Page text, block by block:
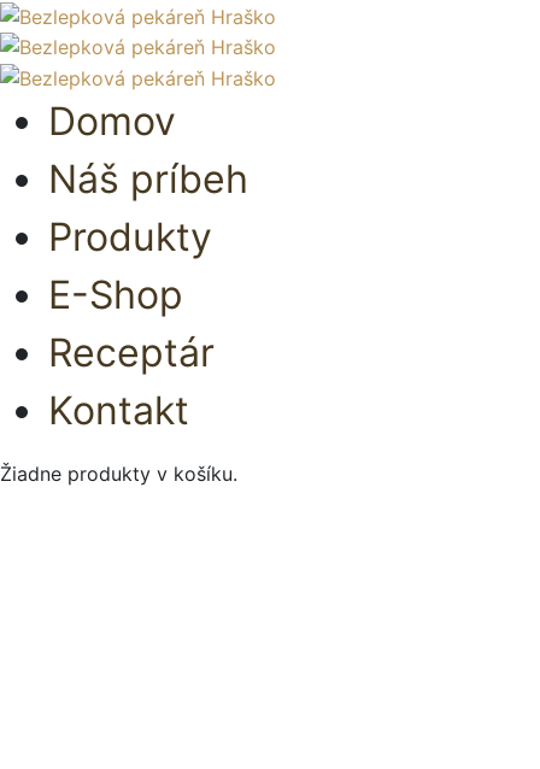
Domov
Náš príbeh
Produkty
E-Shop
Receptár
Kontakt
Žiadne produkty v košíku.